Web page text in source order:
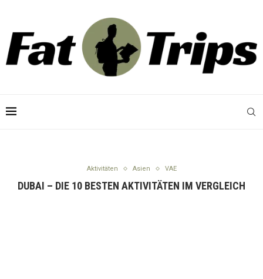
Aktivitäten Asien VAE
DUBAI – DIE 10 BESTEN AKTIVITÄTEN IM VERGLEICH